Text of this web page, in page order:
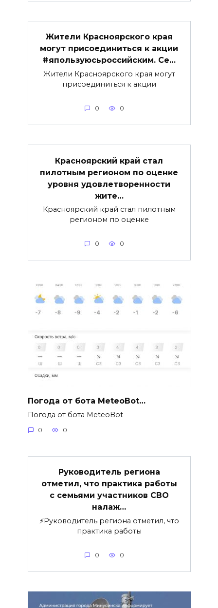
Жители Красноярского края
могут присоединиться к акции
#япользуюсьроссийским. Се…
Жители Красноярского края могут
присоединиться к акции
0 0
Красноярский край стал
пилотным регионом по оценке
уровня удовлетворенности
жите…
Красноярский край стал пилотным
регионом по оценке
0 0
Погода от бота MeteoBot…
Погода от бота MeteoBot
0 0
Руководитель региона
отметил, что практика работы
с семьями участников СВО
налаж…
⚡️Руководитель региона отметил, что
практика работы
0 0